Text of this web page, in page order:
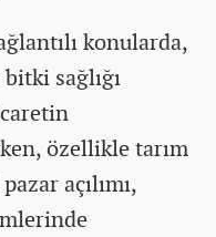
konularda,
sağlığı
özellikle tarım
açılımı,